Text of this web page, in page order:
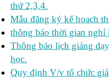
thứ 2,3,4.
Mẫu đăng ký kế hoach
thông báo thời gian
Thông báo lịch giảng
học.
Quy định V/v tổ chức